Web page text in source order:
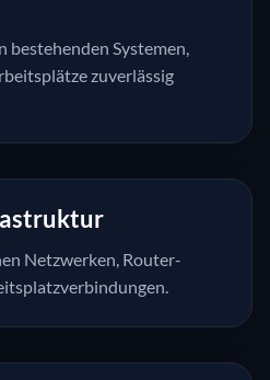
bestehenden Systemen,
zuverlässig
Netzwerken, Router-